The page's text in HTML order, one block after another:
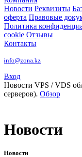
Новости Реквизиты
оферта Правовые
Политика
cookie Отзывы
Контакты
info@zona.kz
Вход
Новости VPS / VDS
серверов). Обзор
Новости
Новости